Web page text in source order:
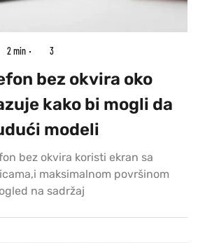
2 min 3
bez okvira oko
kako bi mogli da
modeli
bez okvira koristi ekran sa
maksimalnom površinom
na sadržaj